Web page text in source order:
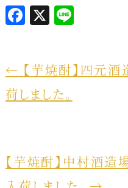
F
a
e
b
k
X L
e
← 【芋焼酎】四元酒
荷しました。
【芋焼酎】中村酒造